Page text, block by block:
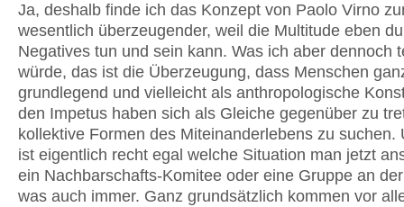
Ja, deshalb finde ich das Konzept von Paolo Virno
wesentlich überzeugender, weil die Multitude eben
Negatives tun und sein kann. Was ich aber dennoch
würde, das ist die Überzeugung, dass Menschen
grundlegend und vielleicht als anthropologische
den Impetus haben sich als Gleiche gegenüber zu
kollektive Formen des Miteinanderlebens zu suchen.
ist eigentlich recht egal welche Situation man jetzt
ein Nachbarschafts-Komitee oder eine Gruppe an
was auch immer. Ganz grundsätzlich kommen vor